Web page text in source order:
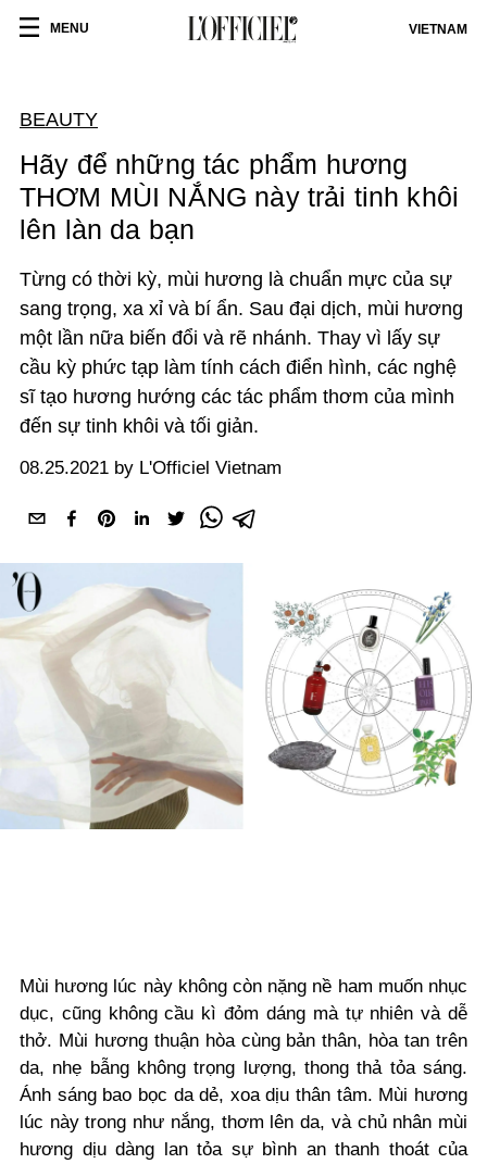
MENU VIETNAM
BEAUTY
Hãy để những tác phẩm hương
THƠM MÙI NẮNG này trải tinh khôi
lên làn da bạn
Từng có thời kỳ, mùi hương là chuẩn mực của sự
sang trọng, xa xỉ và bí ẩn. Sau đại dịch, mùi hương
một lần nữa biến đổi và rẽ nhánh. Thay vì lấy sự
cầu kỳ phức tạp làm tính cách điển hình, các nghệ
sĩ tạo hương hướng các tác phẩm thơm của mình
đến sự tinh khôi và tối giản.
08.25.2021 by L'Officiel Vietnam
Mùi hương lúc này không còn nặng nề ham muốn nhục
dục, cũng không cầu kì đỏm dáng mà tự nhiên và dễ
thở. Mùi hương thuận hòa cùng bản thân, hòa tan trên
da, nhẹ bẫng không trọng lượng, thong thả tỏa sáng.
Ánh sáng bao bọc da dẻ, xoa dịu thân tâm. Mùi hương
lúc này trong như nắng, thơm lên da, và chủ nhân mùi
hương dịu dàng lan tỏa sự bình an thanh thoát của